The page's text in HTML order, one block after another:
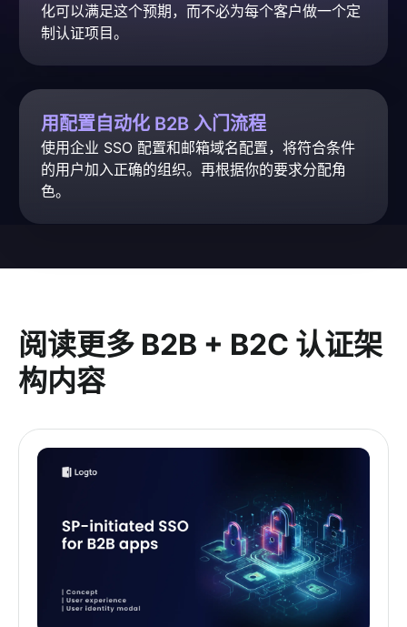
化可以满足这个预期，而不必为每个客户做一个定
制认证项目。
用配置自动化 B2B 入门流程
使用企业 SSO 配置和邮箱域名配置，将符合条件
的用户加入正确的组织。再根据你的要求分配角
色。
阅读更多 B2B + B2C 认证架
构内容